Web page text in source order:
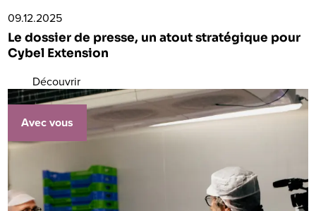
09.12.2025
Le dossier de presse, un atout stratégique pour
Cybel Extension
Découvrir
Avec vous